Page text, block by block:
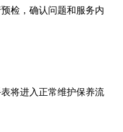
检，确认问题和服务内
将进入正常维护保养流